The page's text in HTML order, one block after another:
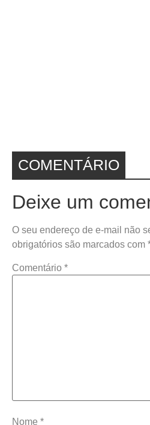
COMENTÁRIO
Deixe um
O seu endereço de e-mail não
obrigatórios são marcados com
Comentário *
Nome *